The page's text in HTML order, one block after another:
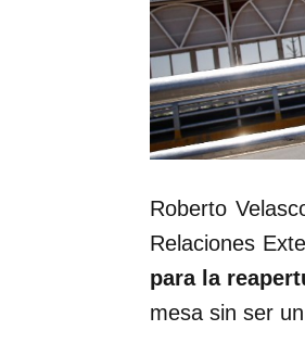
Roberto
Relaciones
para la
mesa sin ser